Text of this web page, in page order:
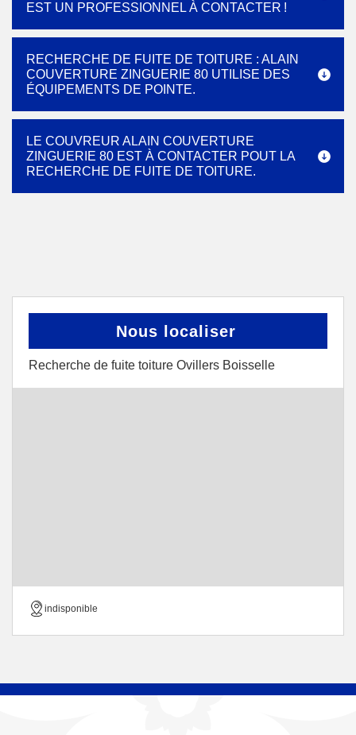
EST UN PROFESSIONNEL À CONTACTER !
RECHERCHE DE FUITE DE TOITURE : ALAIN
COUVERTURE ZINGUERIE 80 UTILISE DES
ÉQUIPEMENTS DE POINTE.
LE COUVREUR ALAIN COUVERTURE
ZINGUERIE 80 EST À CONTACTER POUT LA
RECHERCHE DE FUITE DE TOITURE.
Nous localiser
Recherche de fuite toiture Ovillers Boisselle
indisponible